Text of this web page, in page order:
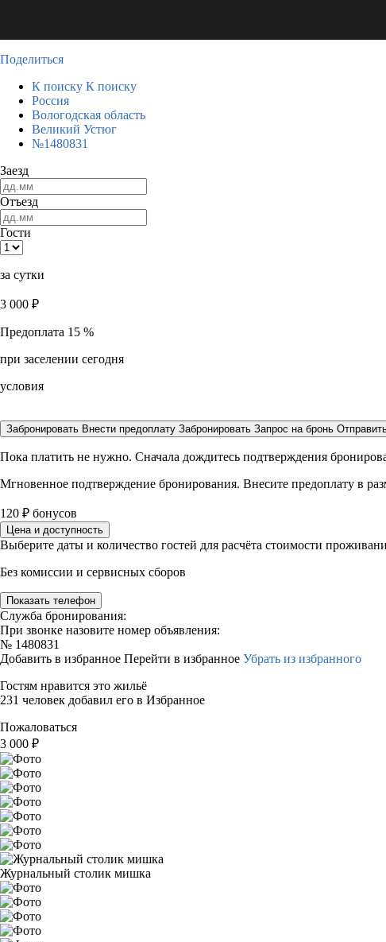
Поделиться
К поиску К поиску
Россия
Вологодская область
Великий Устюг
№1480831
Заезд
Отъезд
Гости
за сутки
3 000 ₽
Предоплата 15 %
при заселении сегодня
условия
Забронировать Внести предоплату Забронировать Запрос на бронь
Пока платить не нужно. Сначала дождитесь подтверждения
Мгновенное подтверждение бронирования. Внесите предоплату в
120 ₽ бонусов
Цена и доступность
Выберите даты и количество гостей для расчёта стоимости
Без комиссии и сервисных сборов
Показать телефон
Служба бронирования:
При звонке назовите номер объявления:
№ 1480831
Добавить в избранное Перейти в избранное Убрать из избранного
Гостям нравится это жильё
231 человек добавил его в Избранное
Пожаловаться
3 000 ₽
Журнальный столик мишка